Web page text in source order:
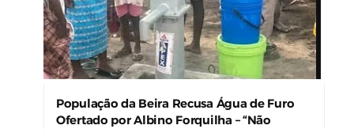
População da Beira Recusa Água de Furo
Ofertado por Albino Forquilha – “Não